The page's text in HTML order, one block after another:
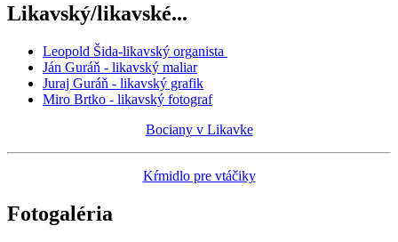
Likavský/likavské...
Leopold Šida-likavský organista
Ján Guráň - likavský maliar
Juraj Guráň - likavský grafik
Miro Brtko - likavský fotograf
Bociany v Likavke
Kŕmidlo pre vtáčiky
Fotogaléria